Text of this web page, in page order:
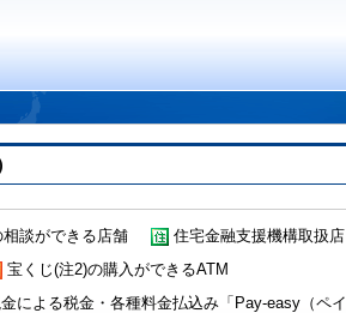
談ができる店舗 住宅金融支援機構取扱店
宝くじ(注2)の購入ができるATM
による税金・各種料金払込み「Pay-easy（ペ